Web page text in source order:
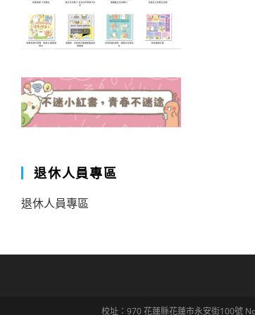
退休人員專區
退休人員專區
校址：970 花蓮縣花蓮市永安街100號